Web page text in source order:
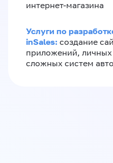
интернет-магазина
Услуги по
inSales: создание
приложений, личных
сложных систем